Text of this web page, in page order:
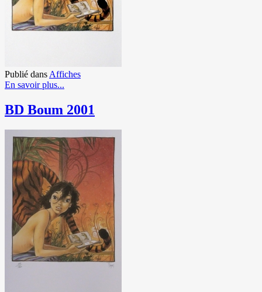
Publié dans Affiches
En savoir plus...
BD Boum 2001